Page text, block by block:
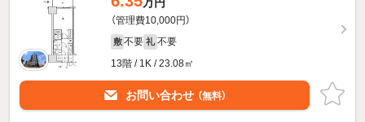
（管理費10,000円）
敷 不要 礼 不要
13階 / 1K / 23.08㎡
お問い合わせ （無料）